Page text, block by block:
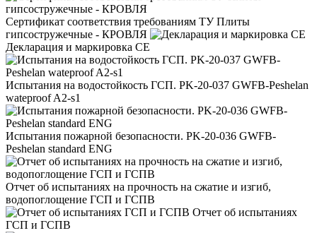
Сертификат соответствия требованиям ТУ Плиты
гипсостружечные - КРОВЛЯ
Декларация и маркировка CE
Испытания на водостойкость ГСП. PK-20-037 GWFB-Peshelan
wateproof A2-s1
Испытания пожарной безопасности. PK-20-036 GWFB-
Peshelan standard ENG
Отчет об испытаниях на прочность на сжатие и изгиб,
водопоглощение ГСП и ГСПВ
Отчет об испытаниях
ГСП и ГСПВ